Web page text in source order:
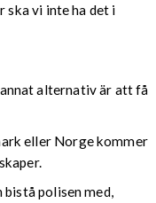
ska vi inte ha det i
alternativ är att få
eller Norge kommer
bistå polisen med,